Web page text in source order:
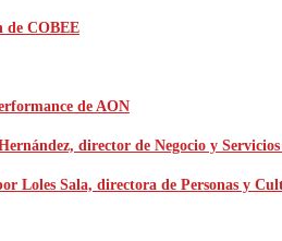
de COBEE
de AON
director de Negocio y
Loles Sala, directora de Personas y